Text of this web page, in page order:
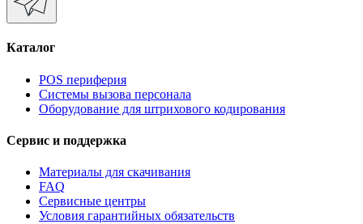
Каталог
POS периферия
Системы вызова персонала
Оборудование для штрихового кодирования
Сервис и поддержка
Материалы для скачивания
FAQ
Сервисные центры
Условия гарантийных обязательств